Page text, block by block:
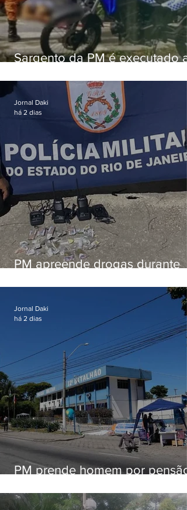
Sargento da PM é executado a
em Vaz Lobo
PM apreende drogas durante
Jornal Daki
há 2 dias
PM prende homem por pensão
Jornal Daki
há 2 dias